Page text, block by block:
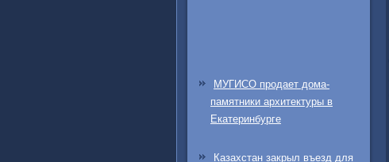
МУГИСО продает дома-
памятники архитектуры в
Екатеринбурге
Казахстан закрыл въезд для